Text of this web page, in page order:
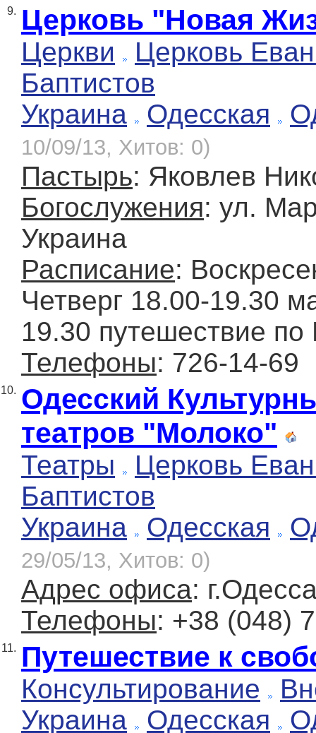
9. Церковь "Новая
Церкви
Церковь
Баптистов
Украина
Одесская
10/09/13, Хитов: 0)
Пастырь: Яковлев
Богослужения: ул.
Украина
Расписание:
Четверг 18.00-19.30
19.30 путешествие по
Телефоны: 726-14-69
10. Одесский
театров "Молоко"
Театры
Церковь
Баптистов
Украина
Одесская
29/05/13, Хитов: 0)
Адрес офиса:
Телефоны: +38 (048)
11. Путешествие к
Консультирование
Украина
Одесская